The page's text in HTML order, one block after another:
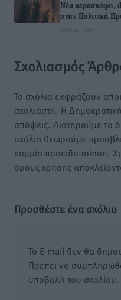
Νέα αεροσκάφη,
στην Πολιτική
07.08.26 · 12:47
Σχολιασμός
Τα σχόλια εκφράζουν
σχολιαστή. Η
απόψεις. Διατηρούμε το
σχόλια θεωρούμε
καμμία προειδοποίηση.
όρους χρήσης
Προσθέστε ένα σχόλιο
Το E-mail δεν θα
Πρέπει να
υποβολή του σχολίου.